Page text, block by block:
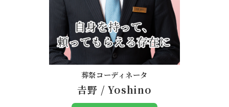
葬祭コーディネータ
𠮷野 /Yoshino